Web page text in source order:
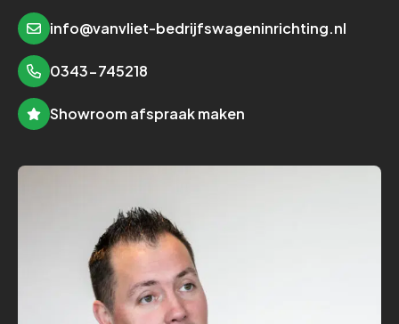
info@vanvliet-bedrijfswageninrichting.nl
0343-745218
Showroom afspraak maken